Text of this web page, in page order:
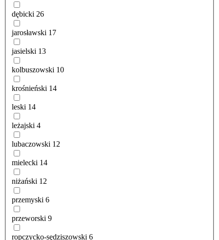
dębicki 26
jarosławski 17
jasielski 13
kolbuszowski 10
krośnieński 14
leski 14
leżajski 4
lubaczowski 12
mielecki 14
niżański 12
przemyski 6
przeworski 9
ropczycko-sędziszowski 6